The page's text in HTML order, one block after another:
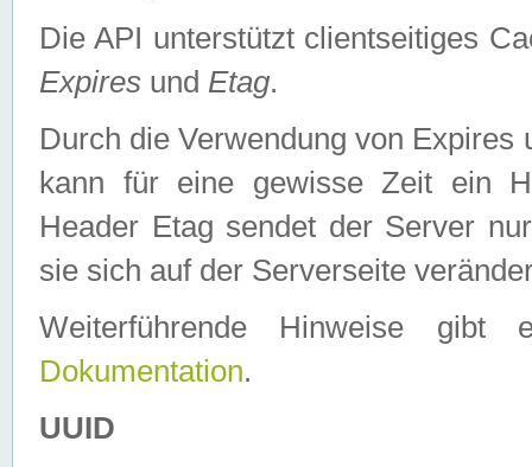
Die API unterstützt clientseitiges
Expires und Etag.
Durch die Verwendung von
kann für eine gewisse Zeit ein
Header Etag sendet der Server
sie sich auf der Serverseite
Weiterführende Hinweise
Dokumentation.
UUID